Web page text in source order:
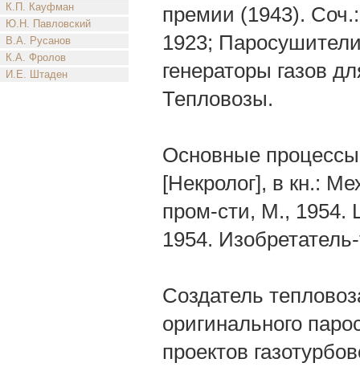
К.П. Кауфман
Ю.Н. Павловский
В.А. Русанов
К.А. Фролов
И.Е. Штаден
премии (1943).
1923;
генераторы газов
Тепловозы.
Основные
[Некролог], в кн.:
пром-сти, М., 1954.
1954.
Создатель
оригинального
проектов